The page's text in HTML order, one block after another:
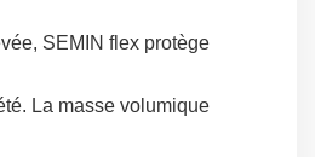
SEMIN flex protège
La masse volumique